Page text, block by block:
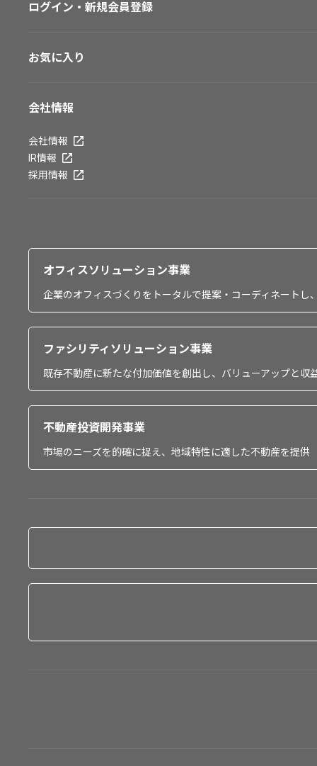
ログイン・新規会員登録
お気に入り
会社情報
会社情報
IR情報
採用情報
オフィスソリューション事業
企業のオフィスづくりをトータルで提案・コーディネート
ファシリティソリューション事業
既存不動産に新たな付加価値を創出し、バリューアップと収
不動産投資開発事業
市場のニーズを的確に捉え、地域特性に適した不動産を提供